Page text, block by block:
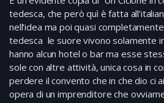
tedesca, che però quì è fatta
nell’idea ma poi quasi
tedesca le suore vivono solamente
hanno alcun hotel o bar ma esse
sole con altre attività, unica cosa in
perdere il convento che in che dio ci
opera di un imprenditore che